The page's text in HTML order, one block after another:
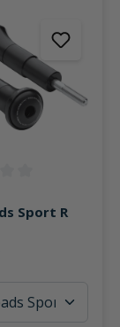
Bewertung
Sport R